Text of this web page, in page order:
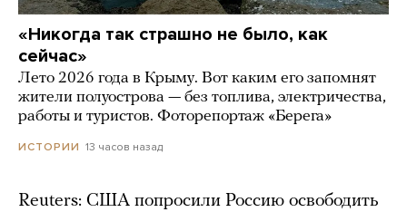
«Никогда так страшно не было, как
сейчас»
Лето 2026 года в Крыму. Вот каким его запомнят
жители полуострова — без топлива, электричества,
работы и туристов. Фоторепортаж «Берега»
ИСТОРИИ 13 часов назад
Reuters: США попросили Россию освободить